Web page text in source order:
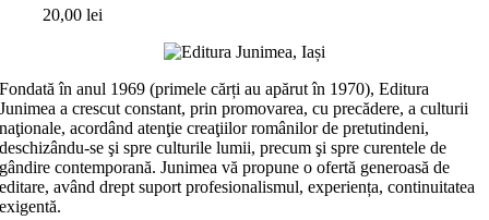
20,00lei
Fondată în anul 1969 (primele cărți au apărut în 1970), Editura
Junimea a crescut constant, prin promovarea, cu precădere, a culturii
naţionale, acordând atenţie creaţiilor românilor de pretutindeni,
deschizându-se şi spre culturile lumii, precum şi spre curentele de
gândire contemporană. Junimea vă propune o ofertă generoasă de
editare, având drept suport profesionalismul, experiența, continuitatea
exigentă.